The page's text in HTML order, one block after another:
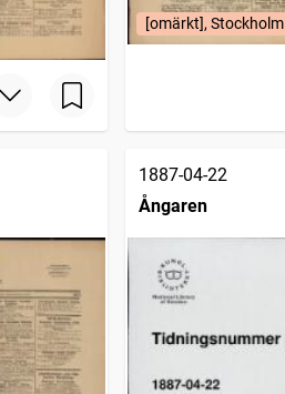
[omärkt], Stockholm
1887-04-22
Ångaren